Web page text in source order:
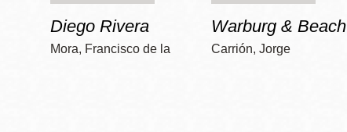
Diego Rivera
Mora, Francisco de la
Warburg & Beach
Carrión, Jorge